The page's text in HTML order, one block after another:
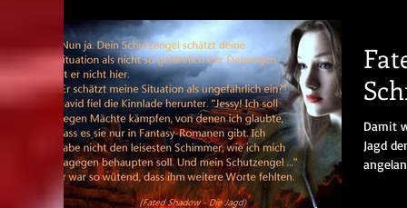
Damit
Jagd